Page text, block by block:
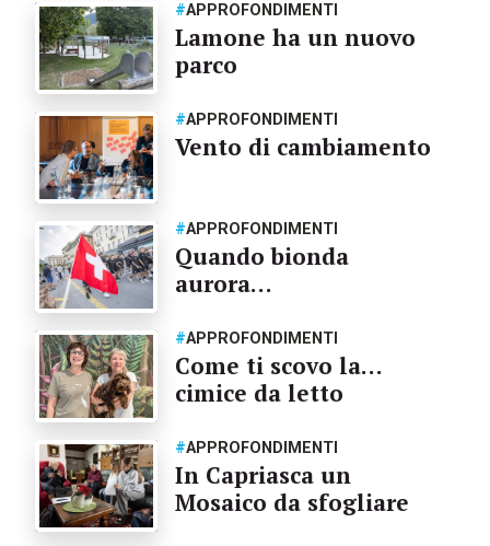
#APPROFONDIMENTI
Lamone ha un nuovo
parco
#APPROFONDIMENTI
Vento di cambiamento
#APPROFONDIMENTI
Quando bionda
aurora…
#APPROFONDIMENTI
Come ti scovo la…
cimice da letto
#APPROFONDIMENTI
In Capriasca un
Mosaico da sfogliare